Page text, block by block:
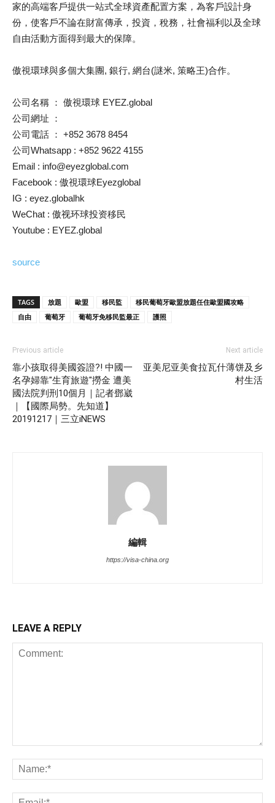
家的高端客戶提供一站式全球資產配置方案，為客戶設計身
份，使客戶不論在財富傳承，投資，稅務，社會福利以及全球
自由活動方面得到最大的保障。
傲視環球與多個大集團, 銀行, 網台(謎米, 策略王)合作。
公司名稱 ： 傲視環球 EYEZ.global
公司網址 ：
公司電話 ： +852 3678 8454
公司Whatsapp : +852 9622 4155
Email : info@eyezglobal.com
Facebook : 傲視環球Eyezglobal
IG : eyez.globalhk
WeChat : 傲视环球投资移民
Youtube : EYEZ.global
source
TAGS 放題 歐盟 移民監
移民葡萄牙歐盟放題任住歐盟國攻略
自由
葡萄牙 葡萄牙免移民監最正 護照
Previous article
靠小孩取得美國簽證?! 中國一
名孕婦靠"生育旅遊"撈金 遭美
國法院判刑10個月｜記者鄧崴
｜【國際局勢。先知道】
20191217｜三立iNEWS
Next article
亚美尼亚美食拉瓦什薄饼及乡
村生活
編輯
https://visa-china.org
LEAVE A REPLY